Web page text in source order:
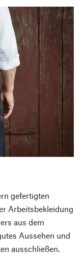
gefertigten
Arbeitsbekleidung
aus dem
Aussehen und
ausschließen.